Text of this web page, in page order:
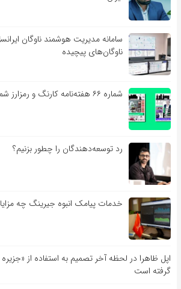
سامانه مدیریت هوشمند ناوگان
ناوگان‌های پیچیده
شماره ۶۶ هفته‌نامه کارنگ و رمزارز شماره ۳۶ منتشر شد
رد توسعه‌دهندگان را چطور بزنیم؟
خدمات پیامک انبوه جیرینگ چه
گرفته است